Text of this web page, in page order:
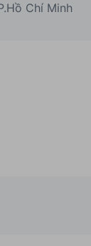
Chí Minh